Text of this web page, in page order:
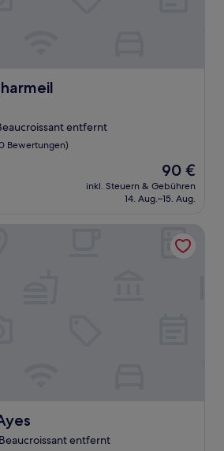
entfernt
Bewertungen)
Der
Preis
beträgt
90 €
inkl. Steuern & Gebühren
14. Aug.–15. Aug.
entfernt